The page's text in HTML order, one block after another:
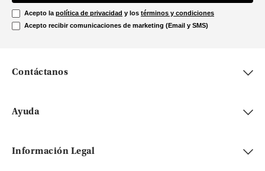
Acepto la política de privacidad y los términos y condiciones
Acepto recibir comunicaciones de marketing (Email y SMS)
Contáctanos
Ayuda
Información Legal